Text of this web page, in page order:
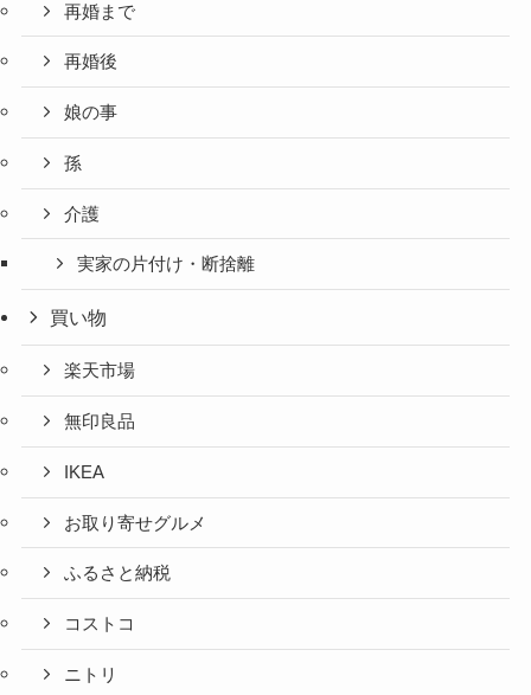
再婚まで
再婚後
娘の事
孫
介護
実家の片付け・断捨離
買い物
楽天市場
無印良品
IKEA
お取り寄せグルメ
ふるさと納税
コストコ
ニトリ